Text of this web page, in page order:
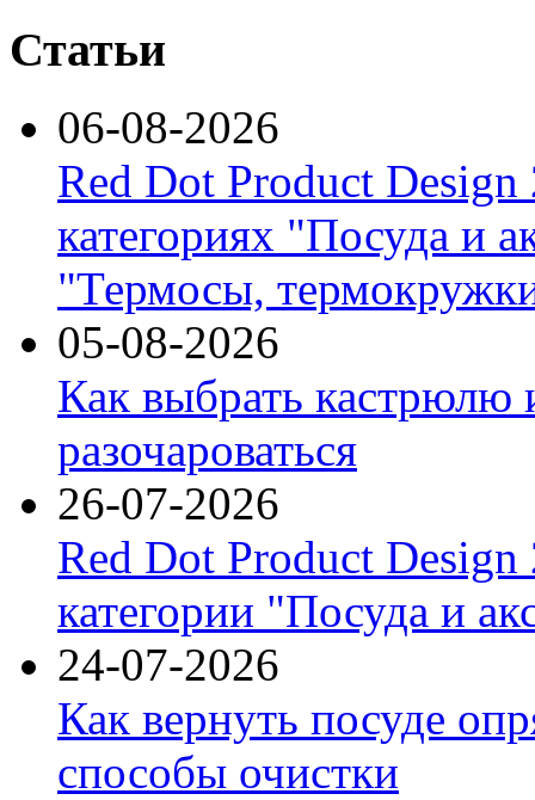
Статьи
06-08-2026
Red Dot Product Design
категориях "Посуда и
"Термосы,
05-08-2026
Как выбрать кастрюлю
разочароваться
26-07-2026
Red Dot Product Design
категории "Посуда и
24-07-2026
Как вернуть посуде
способы очистки